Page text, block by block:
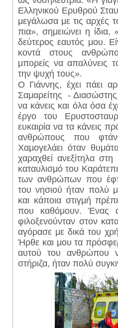
Ελληνικού Ερυθρού
μεγάλωσα με τις αρχές
πια», σημειώνει η
δεύτερος εαυτός μου.
κοντά στους
μπορείς να απαλύνεις
την ψυχή τους».
Ο Γιάννης, έχει πάει
Σαμαρείτης -
να κάνεις και όλα όσα
έργο του
ευκαιρία να τα κάνεις
ανθρώπους που
Χαμογελάει όταν
χαραχθεί ανεξίτηλα
καταυλισμό του
των ανθρώπων που
του νησιού ήταν πολύ
και κάποια στιγμή
που καθόμουν. Ένας
φιλοξενούνταν στον
αγόρασε με δικά του
Ήρθε και μου τα
αυτού του ανθρώπου
στήριζα, ήταν πολύ